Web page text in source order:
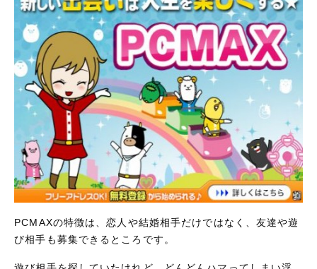
PCMAXの特徴は、恋人や結婚相手だけではなく、友達や遊
び相手も募集できるところです。